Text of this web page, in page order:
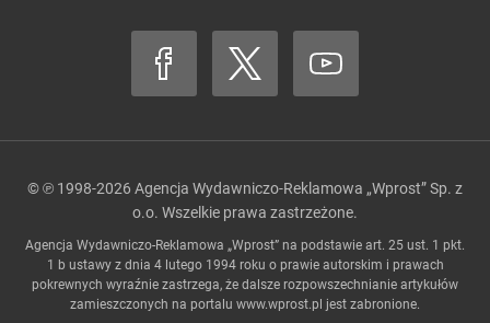
© ℗ 1998-2026 Agencja Wydawniczo-Reklamowa „Wprost” Sp. z
o.o. Wszelkie prawa zastrzeżone.
Agencja Wydawniczo-Reklamowa „Wprost” na podstawie art. 25 ust. 1 pkt.
1 b ustawy z dnia 4 lutego 1994 roku o prawie autorskim i prawach
pokrewnych wyraźnie zastrzega, że dalsze rozpowszechnianie artykułów
zamieszczonych na portalu www.wprost.pl jest zabronione.